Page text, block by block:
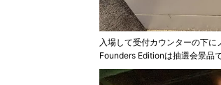
入場して受付カウンターの下
Founders Editionは抽選会景品